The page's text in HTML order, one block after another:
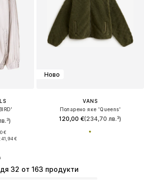
€
41,94 €
Ново
VANS
Поларено яке 'Queens'
120,00 €(234,70 лв.³)
32 от 163 продукти